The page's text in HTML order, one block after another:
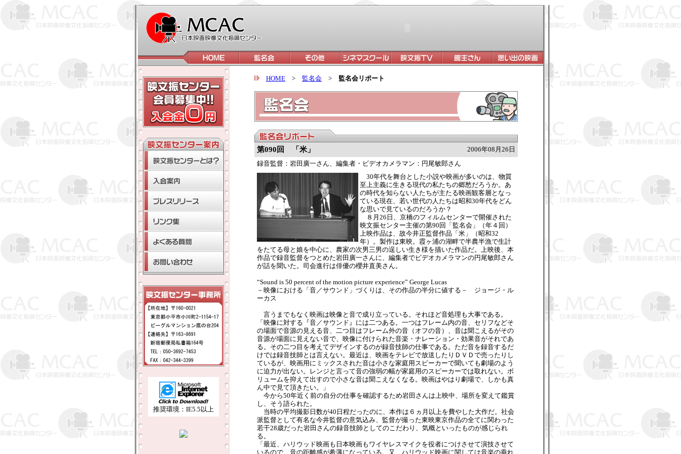
推奨環境：IE5.5以上
HOME > 監名会 > 監名会リポート
2006年08月26日
第090回 「米」
録音監督：岩田廣一さん、編集者・ビデオカメラマン：円尾敏郎さん
30年代を舞台とした小説や映画が多いのは、物質
至上主義に生きる現代の私たちの郷愁だろうか。あ
の時代を知らない人たちが主たる映画観客層となっ
ている現在、若い世代の人たちは昭和30年代をどん
な思いで見ているのだろうか？
８月26日、京橋のフィルムセンターで開催された
映文振センター主催の第90回「監名会」（年４回）
上映作品は、故今井正監督作品「米」（昭和32
年）。製作は東映。霞ヶ浦の湖畔で半農半漁で生計
をたてる母と娘を中心に、農家の次男三男の逞しい生き様を描いた作品だ。上映後、本
作品で録音監督をつとめた岩田廣一さんに、編集者でビデオカメラマンの円尾敏郎さん
が話を聞いた。司会進行は俳優の櫻井直美さん。
“Sound is 50 percent of the motion picture experience” George Lucas
－映像における「音／サウンド」づくりは、その作品の半分に値する－ ジョージ・ル
ーカス
言うまでもなく映画は映像と音で成り立っている。それほど音処理も大事である。
「映像に対する『音／サウンド』には二つある。一つはフレーム内の音、セリフなどそ
の場面で音源の見える音、二つ目はフレーム外の音（オフの音）、音は聞こえるがその
音源が場面に見えない音で、映像に付けられた音楽・ナレーション・効果音がそれであ
る。その二つ目を考えてデザインするのが録音技師の仕事である。ただ音を録音するだ
けでは録音技師とは言えない。最近は、映画をテレビで放送したりＤＶＤで売ったりし
ているが、映画用にミックスされた音は小さな家庭用スピーカーで聞いても劇場のよう
に迫力が出ない。レンジと言って音の強弱の幅が家庭用のスピーカーでは取れない。ボ
リュームを抑えて出すので小さな音は聞こえなくなる。映画はやはり劇場で、しかも真
ん中で見て頂きたい。」
今から50年近く前の自分の仕事を確認するため岩田さんは上映中、場所を変えて鑑賞
し、そう語られた。
当時の平均撮影日数が40日程だったのに、本作は６ヵ月以上を費やした大作だ。社会
派監督として有名な今井監督の意気込み、監督が撮った東映東京作品の全てに関わった
若干28歳だった岩田さんの録音技師としてのこだわり、気概といったものが感じられ
る。
「最近、ハリウッド映画も日本映画もワイヤレスマイクを役者につけさせて演技させて
いるので、音の距離感が希薄になっている。又、ハリウッド映画に関しては音楽の垂れ